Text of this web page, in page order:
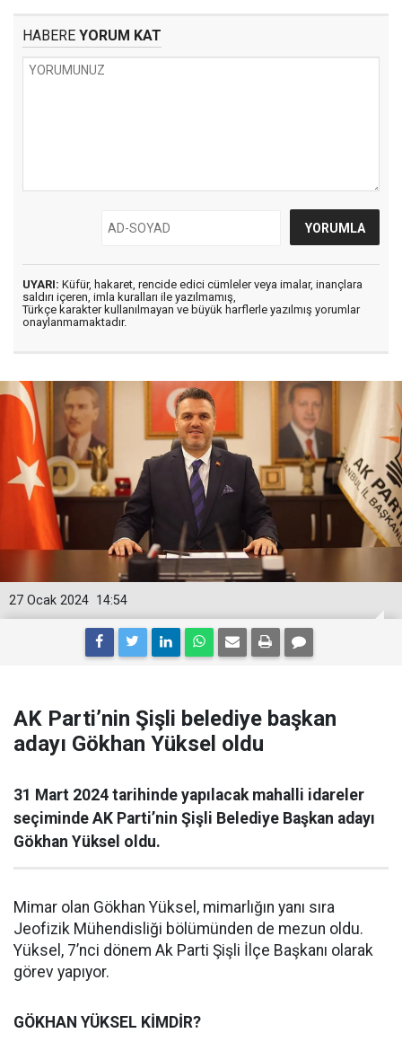
HABERE YORUM KAT
UYARI: Küfür, hakaret, rencide edici cümleler veya imalar, inançlara
saldırı içeren, imla kuralları ile yazılmamış,
Türkçe karakter kullanılmayan ve büyük harflerle yazılmış yorumlar
onaylanmamaktadır.
14:54
27 Ocak 2024
AK Parti’nin Şişli belediye başkan
adayı Gökhan Yüksel oldu
31 Mart 2024 tarihinde yapılacak mahalli idareler
seçiminde AK Parti’nin Şişli Belediye Başkan adayı
Gökhan Yüksel oldu.
Mimar olan Gökhan Yüksel, mimarlığın yanı sıra
Jeofizik Mühendisliği bölümünden de mezun oldu.
Yüksel, 7’nci dönem Ak Parti Şişli İlçe Başkanı olarak
görev yapıyor.
GÖKHAN YÜKSEL KİMDİR?